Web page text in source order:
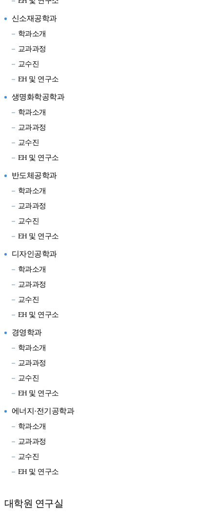
신소재공학과
학과소개
교과과정
교수진
EH 및 연구소
생명화학공학과
학과소개
교과과정
교수진
EH 및 연구소
반도체공학과
학과소개
교과과정
교수진
EH 및 연구소
디자인공학과
학과소개
교과과정
교수진
EH 및 연구소
경영학과
학과소개
교과과정
교수진
EH 및 연구소
에너지·전기공학과
학과소개
교과과정
교수진
EH 및 연구소
대학원 연구실